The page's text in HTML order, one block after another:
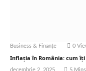
Business & Finanțe 0
Inflația în România: cum îți
decembrie 2, 2025 5 Mins